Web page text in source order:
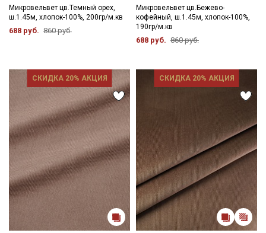
Микровельвет цв.Темный орех,
ш.1.45м, хлопок-100%, 200гр/м.кв
688 руб. 860 руб.
Микровельвет цв.Бежево-
кофейный, ш.1.45м, хлопок-100%,
190гр/м.кв
688 руб. 860 руб.
СКИДКА 20% АКЦИЯ СКИДКА 20% АКЦИЯ